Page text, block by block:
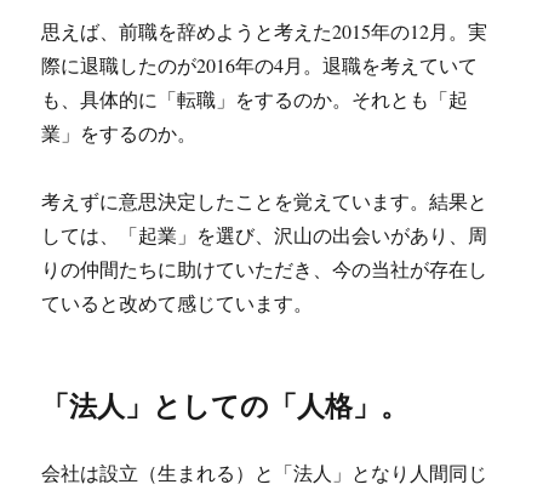
思えば、前職を辞めようと考えた2015年の12月。実
際に退職したのが2016年の4月。退職を考えていて
も、具体的に「転職」をするのか。それとも「起
業」をするのか。
考えずに意思決定したことを覚えています。結果と
しては、「起業」を選び、沢山の出会いがあり、周
りの仲間たちに助けていただき、今の当社が存在し
ていると改めて感じています。
「法人」としての「人格」。
会社は設立（生まれる）と「法人」となり人間同じ